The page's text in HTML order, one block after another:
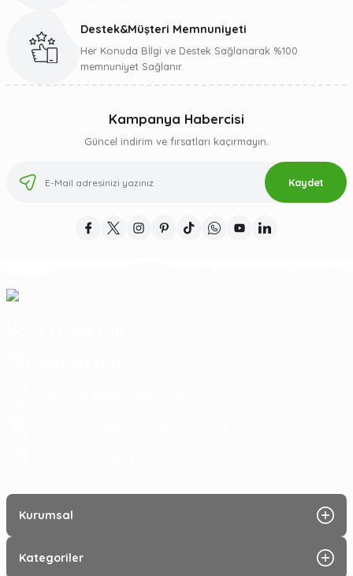
Gönder
Destek&Müşteri Memnuniyeti
Her Konuda Bİlgi ve Destek Sağlanarak %100
memnuniyet Sağlanır.
Kampanya Habercisi
Güncel indirim ve fırsatları kaçırmayın.
Kaydet
Kurumsal
Kategoriler